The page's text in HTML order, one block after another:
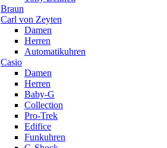
Braun
Carl von Zeyten
Damen
Herren
Automatikuhren
Casio
Damen
Herren
Baby-G
Collection
Pro-Trek
Edifice
Funkuhren